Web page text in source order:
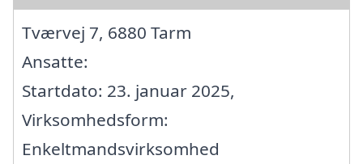
Tværvej 7, 6880 Tarm
Ansatte:
Startdato: 23. januar 2025,
Virksomhedsform:
Enkeltmandsvirksomhed